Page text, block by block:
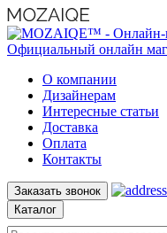
О компании
Дизайнерам
Интересные статьи
Доставка
Оплата
Контакты
Заказать звонок
Каталог